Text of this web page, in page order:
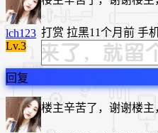
lch123
Lv.3
打赏 拉黑11个月前 手
回复
楼主辛苦了，谢谢楼主